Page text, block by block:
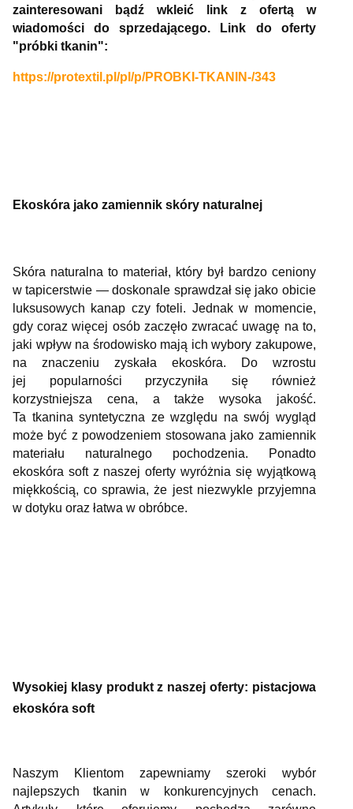
zainteresowani bądź wkleić link z ofertą w
wiadomości do sprzedającego. Link do oferty
"próbki tkanin":
https://protextil.pl/pl/p/PROBKI-TKANIN-/343
Ekoskóra jako zamiennik skóry naturalnej
Skóra naturalna to materiał, który był bardzo ceniony
w tapicerstwie — doskonale sprawdzał się jako obicie
luksusowych kanap czy foteli. Jednak w momencie,
gdy coraz więcej osób zaczęło zwracać uwagę na to,
jaki wpływ na środowisko mają ich wybory zakupowe,
na znaczeniu zyskała ekoskóra. Do wzrostu
jej popularności przyczyniła się również
korzystniejsza cena, a także wysoka jakość.
Ta tkanina syntetyczna ze względu na swój wygląd
może być z powodzeniem stosowana jako zamiennik
materiału naturalnego pochodzenia. Ponadto
ekoskóra soft z naszej oferty wyróżnia się wyjątkową
miękkością, co sprawia, że jest niezwykle przyjemna
w dotyku oraz łatwa w obróbce.
Wysokiej klasy produkt z naszej oferty: pistacjowa
ekoskóra soft
Naszym Klientom zapewniamy szeroki wybór
najlepszych tkanin w konkurencyjnych cenach.